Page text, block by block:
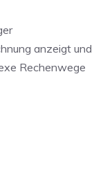
anzeigt und
Rechenwege